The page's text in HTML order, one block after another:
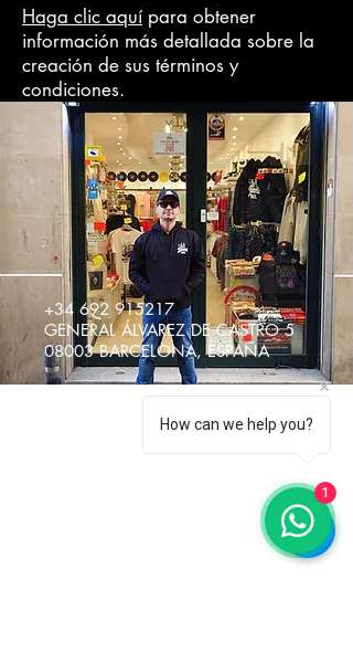
Haga clic aquípara obtener
información más detallada sobre la
creación de sus términos y
condiciones.
+34 692 915217
GENERAL ÁLVAREZ DE CASTRO 5
08003 BARCELONA, ESPAÑA
How can we help you?
1